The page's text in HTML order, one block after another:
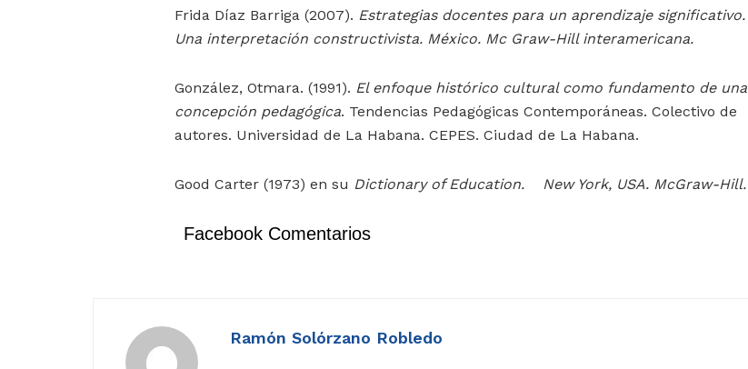
Frida Díaz Barriga (2007). Estrategias docentes para un aprendizaje significativo.
Una interpretación constructivista. México. Mc Graw-Hill interamericana.
González, Otmara. (1991). El enfoque histórico cultural como fundamento de una
concepción pedagógica. Tendencias Pedagógicas Contemporáneas. Colectivo de
autores. Universidad de La Habana. CEPES. Ciudad de La Habana.
Good Carter (1973) en su Dictionary of Education. New York, USA. McGraw-Hill.
Facebook Comentarios
Ramón Solórzano Robledo